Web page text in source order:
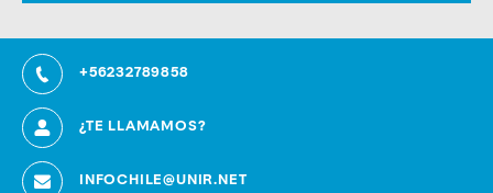
+56232789858
¿TE LLAMAMOS?
INFOCHILE@UNIR.NET